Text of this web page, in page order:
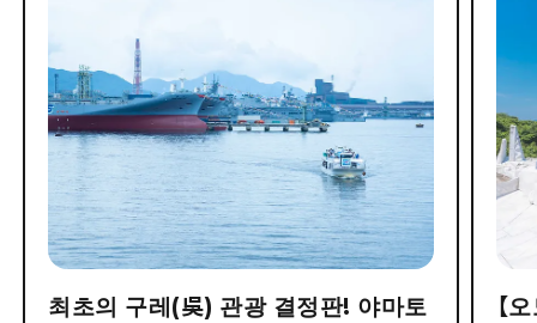
최초의 구레(吳) 관광 결정판! 야마토
【